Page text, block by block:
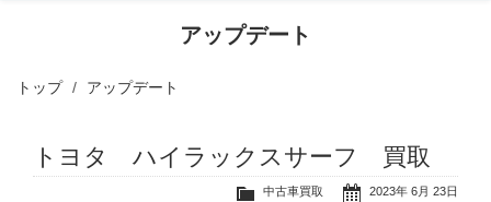
アップデート
トップ アップデート
トヨタ ハイラックスサーフ 買取
2023年 6月 23日
中古車買取